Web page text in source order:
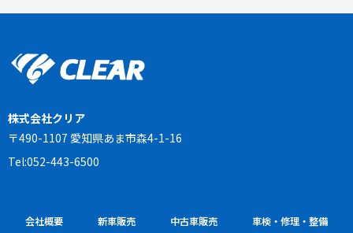
株式会社クリア
〒490-1107 愛知県あま市森4-1-16
Tel:052-443-6500
会社概要 新車販売 中古車販売 車検・修理・整備